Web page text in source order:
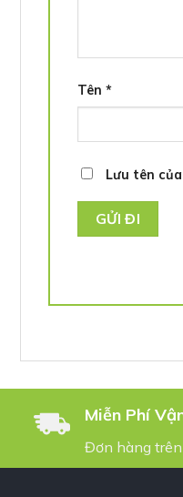
Tên *
Lưu tên
Miễn Phí
Đơn hàng